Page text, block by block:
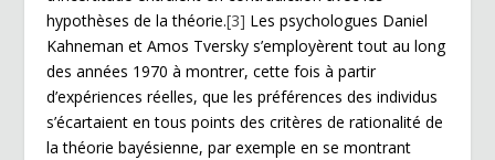
hypothèses de la théorie.[3] Les psychologues Daniel
Kahneman et Amos Tversky s’employèrent tout au long
des années 1970 à montrer, cette fois à partir
d’expériences réelles, que les préférences des individus
s’écartaient en tous points des critères de rationalité de
la théorie bayésienne, par exemple en se montrant